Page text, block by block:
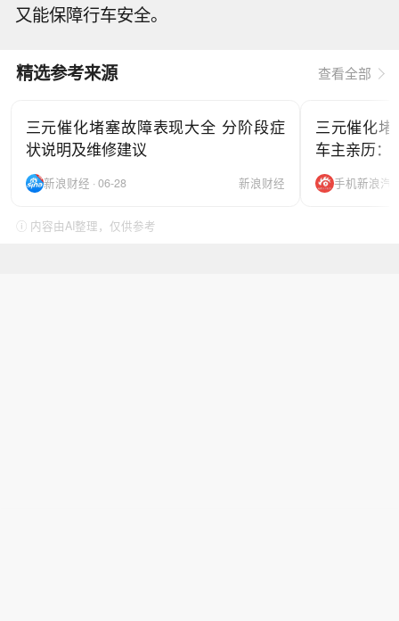
又能保障行车安全。
精选参考来源 查看全部
三元催化堵塞故障表现大全 分阶段症
状说明及维修建议
新浪财经 · 06-28 新浪财经
三元催化
车主亲历：
手机新浪汽
ⓘ 内容由AI整理，仅供参考